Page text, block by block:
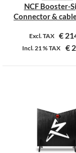
NCF Booster-
Connector &
Excl. TAX €
Incl.21 %TAX €